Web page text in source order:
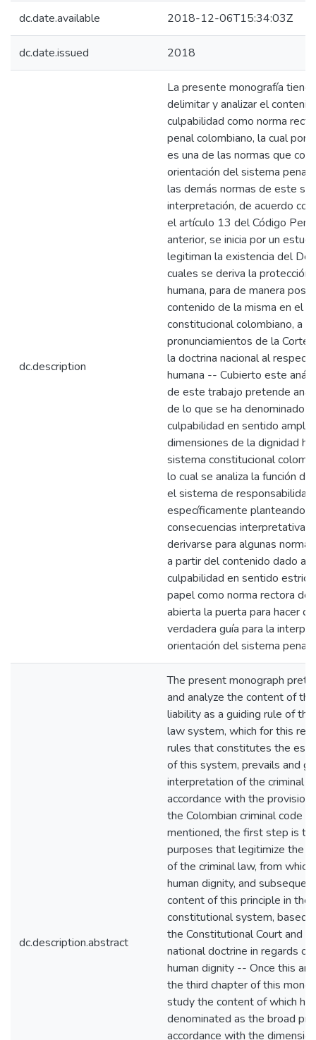
dc.date.available 2018-12-06T15:34:03Z
dc.date.issued 2018
dc.description
La presente monografía tiene
delimitar y analizar el
culpabilidad como norma
penal colombiano, la cual por
es una de las normas que
orientación del sistema
las demás normas de este
interpretación, de acuerdo
el artículo 13 del Código
anterior, se inicia por un
legitiman la existencia del
cuales se deriva la protección
humana, para de manera
contenido de la misma en el
constitucional colombiano, a
pronunciamientos de la Corte
la doctrina nacional al
humana -- Cubierto este
de este trabajo pretende
de lo que se ha denominado
culpabilidad en sentido
dimensiones de la dignidad
sistema constitucional
lo cual se analiza la función
el sistema de responsabilidad
específicamente planteando
consecuencias interpretativas
derivarse para algunas
a partir del contenido dado al
culpabilidad en sentido
papel como norma rectora
abierta la puerta para hacer
verdadera guía para la
orientación del sistema penal
dc.description.abstract
The present monograph
and analyze the content of
liability as a guiding rule of
law system, which for this
rules that constitutes the
of this system, prevails and
interpretation of the criminal
accordance with the
the Colombian criminal code
mentioned, the first step is to
purposes that legitimize the
of the criminal law, from
human dignity, and
content of this principle in the
constitutional system, based
the Constitutional Court and
national doctrine in regards
human dignity -- Once this
the third chapter of this
study the content of which
denominated as the broad
accordance with the